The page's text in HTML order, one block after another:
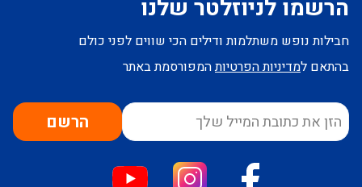
הרשמו לניוזלטר שלנו
חבילות נופש משתלמות ודילים הכי שווים לפני כולם
בהתאם למדיניות הפרטיותהמפורסמת באתר
הרשם